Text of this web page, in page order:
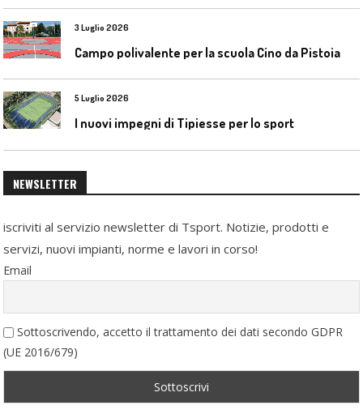
3 Luglio 2026
Campo polivalente per la scuola Cino da Pistoia
5 Luglio 2026
I nuovi impegni di Tipiesse per lo sport
NEWSLETTER
iscriviti al servizio newsletter di Tsport. Notizie, prodotti e
servizi, nuovi impianti, norme e lavori in corso!
Email
Sottoscrivendo, accetto il trattamento dei dati secondo GDPR
(UE 2016/679)